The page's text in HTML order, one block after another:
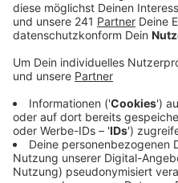
Anzeige
Gravel-Bikes sind eine
Mountainbike. Sie sind
unbefestigten Wegen
mit dem Kreis Düren will
gemeinsames Gravelbike-